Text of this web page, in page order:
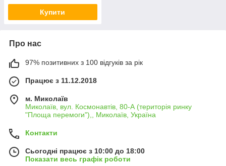
Купити
Про нас
97% позитивних з 100 відгуків за рік
Працює з 11.12.2018
м. Миколаїв
Миколаїв, вул. Космонавтів, 80-А (територія ринку
"Площа перемоги"),, Миколаїв, Україна
Контакти
Сьогодні працює з 10:00 до 18:00
Показати весь графік роботи